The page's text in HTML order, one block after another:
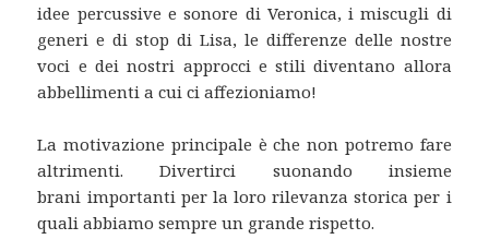
idee percussive e sonore di Veronica, i miscugli di
generi e di stop di Lisa, le differenze delle nostre
voci e dei nostri approcci e stili diventano allora
abbellimenti a cui ci affezioniamo!
La motivazione principale è che non potremo fare
altrimenti. Divertirci suonando insieme
brani importanti per la loro rilevanza storica per i
quali abbiamo sempre un grande rispetto.